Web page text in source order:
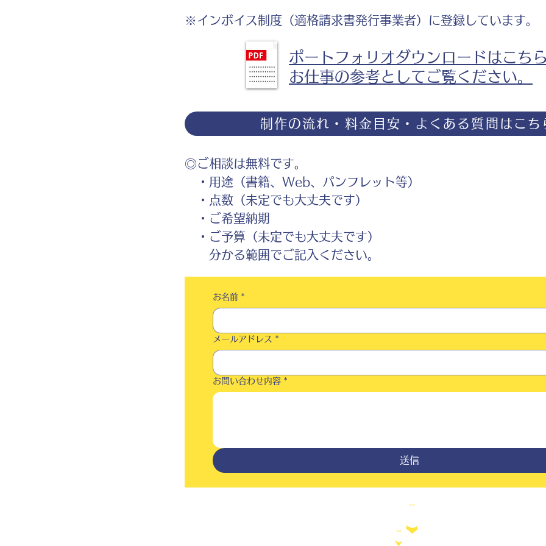
※インボイス制度（適格請求書発行事業者）に登録しています。
ポートフォリオダウンロードはこち
お仕事の参考としてご覧ください。
制作の流れ・料金目安・よくある質問はこち
◎ご相談は無料です。
・用途（書籍、Web、パンフレット等）
・点数（未定でも大丈夫です）
・ご希望納期
・ご予算（未定でも大丈夫です）
分かる範囲でご記入ください。
お名前 *
メールアドレス *
お問い合わせ内容 *
送信